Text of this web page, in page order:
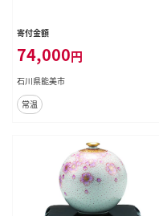
寄付金額
74,000円
石川県能美市
常温